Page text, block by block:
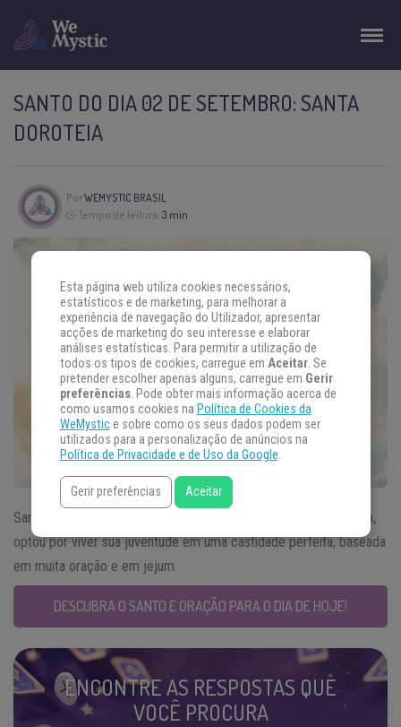
SANTO DO DIA 02 DE SETEMBRO: SANTA
DOROTEIA
PorWEMYSTIC BRASIL
Tempo de leitura: 3 min
Santa Doroteia, que representa o
02 de setembro,
optou por viver sua juventude em uma castidade perfeita, baseada
em muita oração e em jejum.
DESCUBRA O SANTO E ORAÇÃO PARA O DIA DE HOJE!
ENCONTRE AS RESPOSTAS QUE
VOCÊ PROCURA
Esta página web utiliza cookies necessários,
estatísticos e de marketing, para melhorar a
experiência de navegação do Utilizador, apresentar
acções de marketing do seu interesse e elaborar
análises estatísticas. Para permitir a utilização de
todos os tipos de cookies, carregue em Aceitar. Se
pretender escolher apenas alguns, carregue em Gerir
preferências. Pode obter mais informação acerca de
como usamos cookies na Política de Cookies da
WeMystice sobre como os seus dados podem ser
utilizados para a personalização de anúncios na
Política de Privacidade e de Uso da Google.
Gerir preferências Aceitar